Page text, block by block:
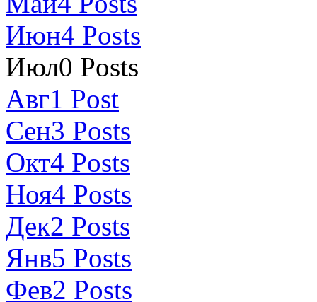
Июн4 Posts
Июл0 Posts
Авг1 Post
Сен3 Posts
Окт4 Posts
Ноя4 Posts
Дек2 Posts
Янв5 Posts
Фев2 Posts